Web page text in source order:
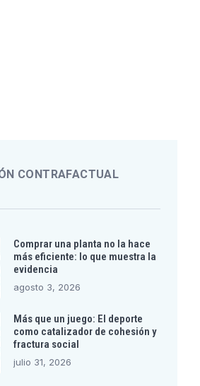
CONTRAFACTUAL
Comprar una planta no la hace
más eficiente: lo que muestra la
evidencia
agosto 3, 2026
Más que un juego: El deporte
como catalizador de cohesión y
fractura social
julio 31, 2026